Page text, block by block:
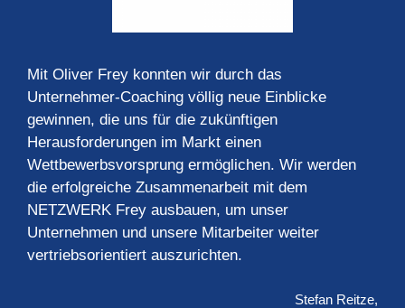
Mit Oliver Frey konnten wir durch das
Unternehmer-Coaching völlig neue Einblicke
gewinnen, die uns für die zukünftigen
Herausforderungen im Markt einen
Wettbewerbsvorsprung ermöglichen. Wir werden
die erfolgreiche Zusammenarbeit mit dem
NETZWERK Frey ausbauen, um unser
Unternehmen und unsere Mitarbeiter weiter
vertriebsorientiert auszurichten.
Stefan Reitze